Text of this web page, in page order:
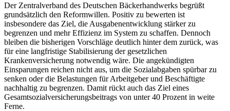
Der Zentralverband des Deutschen Bäckerhandwerks begrüßt
grundsätzlich den Reformwillen. Positiv zu bewerten ist
insbesondere das Ziel, die Ausgabenentwicklung stärker zu
begrenzen und mehr Effizienz im System zu schaffen. Dennoch
bleiben die bisherigen Vorschläge deutlich hinter dem zurück, was
für eine langfristige Stabilisierung der gesetzlichen
Krankenversicherung notwendig wäre. Die angekündigten
Einsparungen reichen nicht aus, um die Sozialabgaben spürbar zu
senken oder die Belastungen für Arbeitgeber und Beschäftigte
nachhaltig zu begrenzen. Damit rückt auch das Ziel eines
Gesamtsozialversicherungsbeitrags von unter 40 Prozent in weite
Ferne.